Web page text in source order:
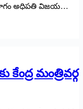
అధిపతి విజయ…
మంత్రివర్గ